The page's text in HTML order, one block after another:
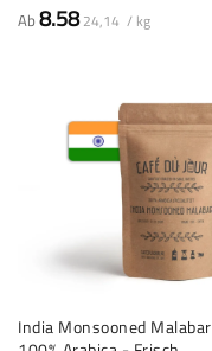
Ab8.58 24,14 / kg
India Monsooned Malabar